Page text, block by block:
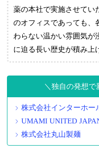
薬の本社で実施させてい
のオフィスであっても、
わらない温かい雰囲気が
に迫る長い歴史が積み上
独自の発想で
株式会社インターホー
UMAMI UNITED
株式会社丸山製麺